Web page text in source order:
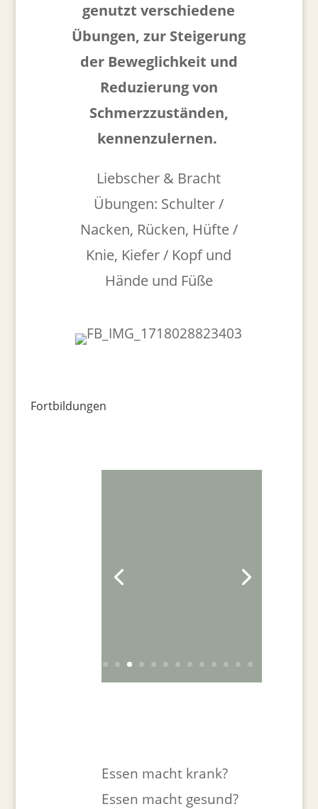
genutzt verschiedene
Übungen, zur Steigerung
der Beweglichkeit und
Reduzierung von
Schmerzzuständen,
kennenzulernen.
Liebscher & Bracht
Übungen: Schulter /
Nacken, Rücken, Hüfte /
Knie, Kiefer / Kopf und
Hände und Füße
Fortbildungen
Essen macht krank?
Essen macht gesund?